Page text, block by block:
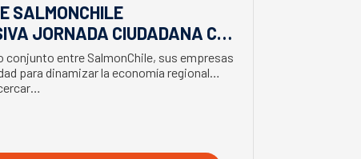
SALMONCHILE
JORNADA CIUDADANA CON
BIMINISTRO DE ECONOMÍA
conjunto entre SalmonChile, sus empresas
para dinamizar la economía regional